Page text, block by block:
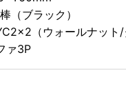
ブラック）
（ウォールナット/
ァ3P